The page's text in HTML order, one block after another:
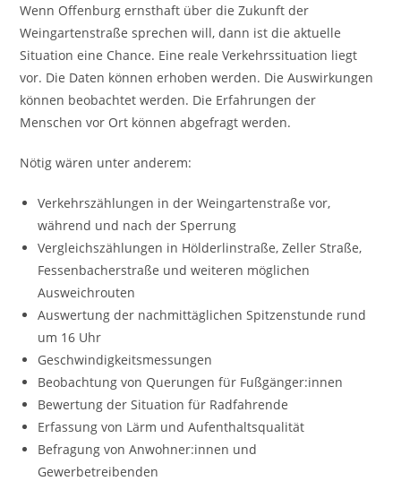
Wenn Offenburg ernsthaft über die Zukunft der
Weingartenstraße sprechen will, dann ist die aktuelle
Situation eine Chance. Eine reale Verkehrssituation liegt
vor. Die Daten können erhoben werden. Die Auswirkungen
können beobachtet werden. Die Erfahrungen der
Menschen vor Ort können abgefragt werden.
Nötig wären unter anderem:
Verkehrszählungen in der Weingartenstraße vor,
während und nach der Sperrung
Vergleichszählungen in Hölderlinstraße, Zeller Straße,
Fessenbacherstraße und weiteren möglichen
Ausweichrouten
Auswertung der nachmittäglichen Spitzenstunde rund
um 16 Uhr
Geschwindigkeitsmessungen
Beobachtung von Querungen für Fußgänger:innen
Bewertung der Situation für Radfahrende
Erfassung von Lärm und Aufenthaltsqualität
Befragung von Anwohner:innen und
Gewerbetreibenden